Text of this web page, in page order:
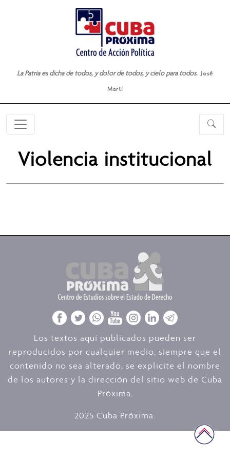
La Patria es dicha de todos, y dolor de todos, y cielo para todos. José
Martí
Violencia institucional
Los textos aquí publicados pueden ser
reproducidos por cualquier medio, siempre que el
contenido no sea alterado, se explicite el nombre
de los autores y la dirección del sitio web de Cuba
Próxima.
2025 Cuba Próxima.